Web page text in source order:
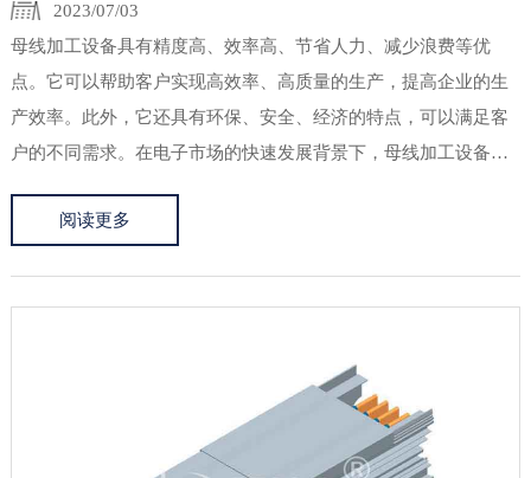
2023/07/03
母线加工设备具有精度高、效率高、节省人力、减少浪费等优
点。它可以帮助客户实现高效率、高质量的生产，提高企业的生
产效率。此外，它还具有环保、安全、经济的特点，可以满足客
户的不同需求。在电子市场的快速发展背景下，母线加工设备已
线加工设备，客户可以实现高效率、高质量的生产，提高企业的
阅读更多